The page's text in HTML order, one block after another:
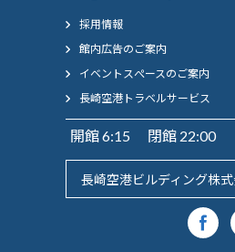
採用情報
館内広告のご案内
イベントスぺースのご案内
長崎空港トラベルサービス
開館 6:15 閉館 22:00
長崎空港ビルディング株